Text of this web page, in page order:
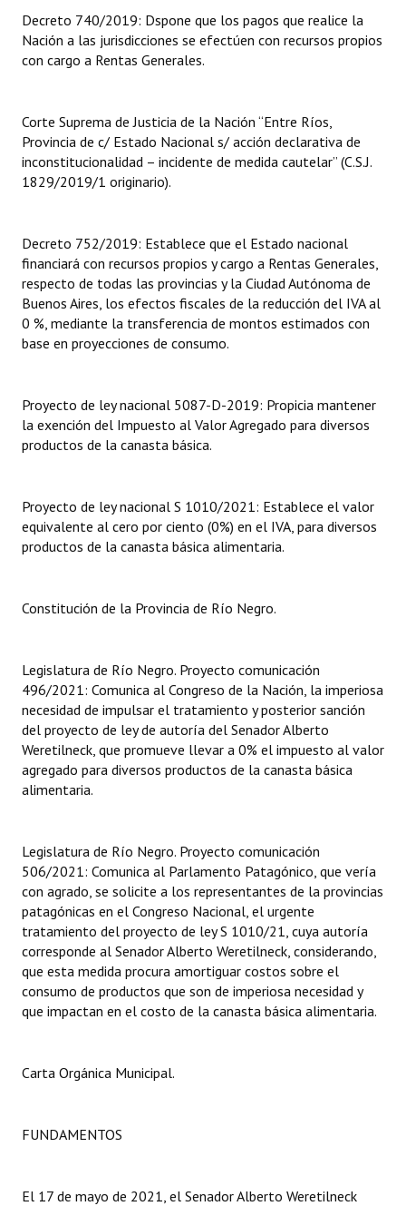
Comunicaciones
Declaraciones
Resoluciones de Presidencia
INSTITUCIONAL
Noticias Destacadas
Registros y Distinciones
Datos Históricos
Audiencias Públicas - Registro
Mujeres que Dejaron Huellas - Registro
Ciudadano Ilustre - Registro
Banca del Vecino - Registro
Reconocimientos - Registro
Bariloche, Municipio intercultural
Entrega de distinciones
REFORMA DE LA CARTA ORGÁNICA
Decreto 740/2019: Dspone que los pagos que realice la
Nación a las jurisdicciones se efectúen con recursos propios
con cargo a Rentas Generales.
Corte Suprema de Justicia de la Nación “Entre Ríos,
Provincia de c/ Estado Nacional s/ acción declarativa de
inconstitucionalidad – incidente de medida cautelar” (C.S.J.
1829/2019/1 originario).
Decreto 752/2019: Establece que el Estado nacional
financiará con recursos propios y cargo a Rentas Generales,
respecto de todas las provincias y la Ciudad Autónoma de
Buenos Aires, los efectos fiscales de la reducción del IVA al
0 %, mediante la transferencia de montos estimados con
base en proyecciones de consumo.
Proyecto de ley nacional 5087-D-2019: Propicia mantener
la exención del Impuesto al Valor Agregado para diversos
productos de la canasta básica.
Proyecto de ley nacional S 1010/2021: Establece el valor
equivalente al cero por ciento (0%) en el IVA, para diversos
productos de la canasta básica alimentaria.
Constitución de la Provincia de Río Negro.
Legislatura de Río Negro. Proyecto comunicación
496/2021: Comunica al Congreso de la Nación, la imperiosa
necesidad de impulsar el tratamiento y posterior sanción
del proyecto de ley de autoría del Senador Alberto
Weretilneck, que promueve llevar a 0% el impuesto al valor
agregado para diversos productos de la canasta básica
alimentaria.
Legislatura de Río Negro. Proyecto comunicación
506/2021: Comunica al Parlamento Patagónico, que vería
con agrado, se solicite a los representantes de la provincias
patagónicas en el Congreso Nacional, el urgente
tratamiento del proyecto de ley S 1010/21, cuya autoría
corresponde al Senador Alberto Weretilneck, considerando,
que esta medida procura amortiguar costos sobre el
consumo de productos que son de imperiosa necesidad y
que impactan en el costo de la canasta básica alimentaria.
Carta Orgánica Municipal.
FUNDAMENTOS
El 17 de mayo de 2021, el Senador Alberto Weretilneck